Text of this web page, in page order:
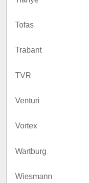
Tofas
Trabant
TVR
Venturi
Vortex
Wartburg
Wiesmann